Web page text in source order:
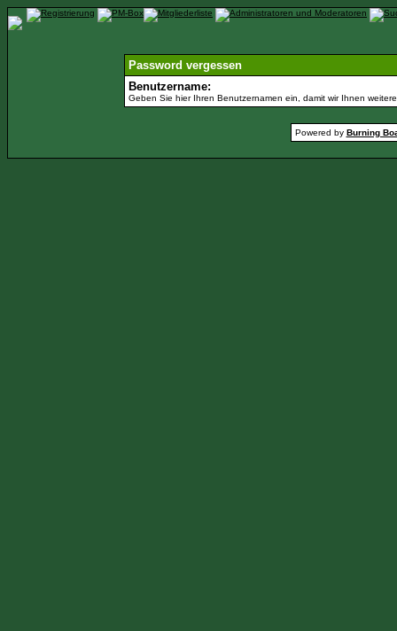
Password vergessen
Benutzername:
Geben Sie hier Ihren Benutzernamen ein, damit wir Ihnen
Powered by Burning